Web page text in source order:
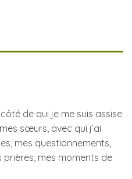
côté de qui je me suis assise
sœurs, avec qui j’ai
mes questionnements,
prières, mes moments de